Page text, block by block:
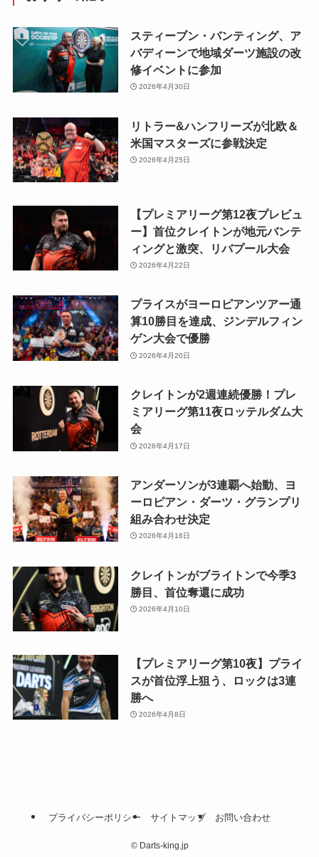
スティーブン・バンティング、ア
バディーンで地域ダーツ施設の改
修イベントに参加
2026年4月30日
リトラー&ハンフリーズが北欧＆
米国マスターズに参戦決定
2026年4月25日
【プレミアリーグ第12夜プレビュ
ー】首位クレイトンが地元バンテ
ィングと激突、リバプール大会
2026年4月22日
プライスがヨーロピアンツアー通
算10勝目を達成、ジンデルフィン
ゲン大会で優勝
2026年4月20日
クレイトンが2週連続優勝！プレ
ミアリーグ第11夜ロッテルダム大
会
2026年4月17日
アンダーソンが3連覇へ始動、ヨ
ーロピアン・ダーツ・グランプリ
組み合わせ決定
2026年4月16日
クレイトンがブライトンで今季3
勝目、首位奪還に成功
2026年4月10日
【プレミアリーグ第10夜】プライ
スが首位浮上狙う、ロックは3連
勝へ
2026年4月8日
プライバシーポリシー サイトマップ お問い合わせ
©Darts-king.jp